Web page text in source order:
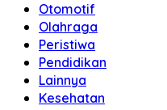
Otomotif
Olahraga
Peristiwa
Pendidikan
Lainnya
Kesehatan